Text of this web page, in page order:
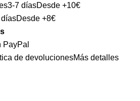
3-7 díasDesde +10€
Desde +8€
PayPal
de devolucionesMás detalles